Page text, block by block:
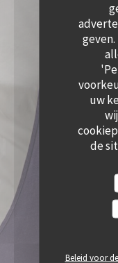
uw
de
Beleid voor